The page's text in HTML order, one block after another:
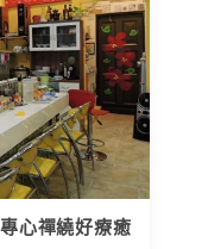
心禪繞好療癒